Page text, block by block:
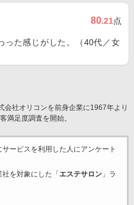
80.21点
った感じがした。（40代／女
会社オリコンを前身企業に1967年より
満足度調査を開始。
ービスを利用した 人にアンケート
社を対象にした「 エステサロン」ラ